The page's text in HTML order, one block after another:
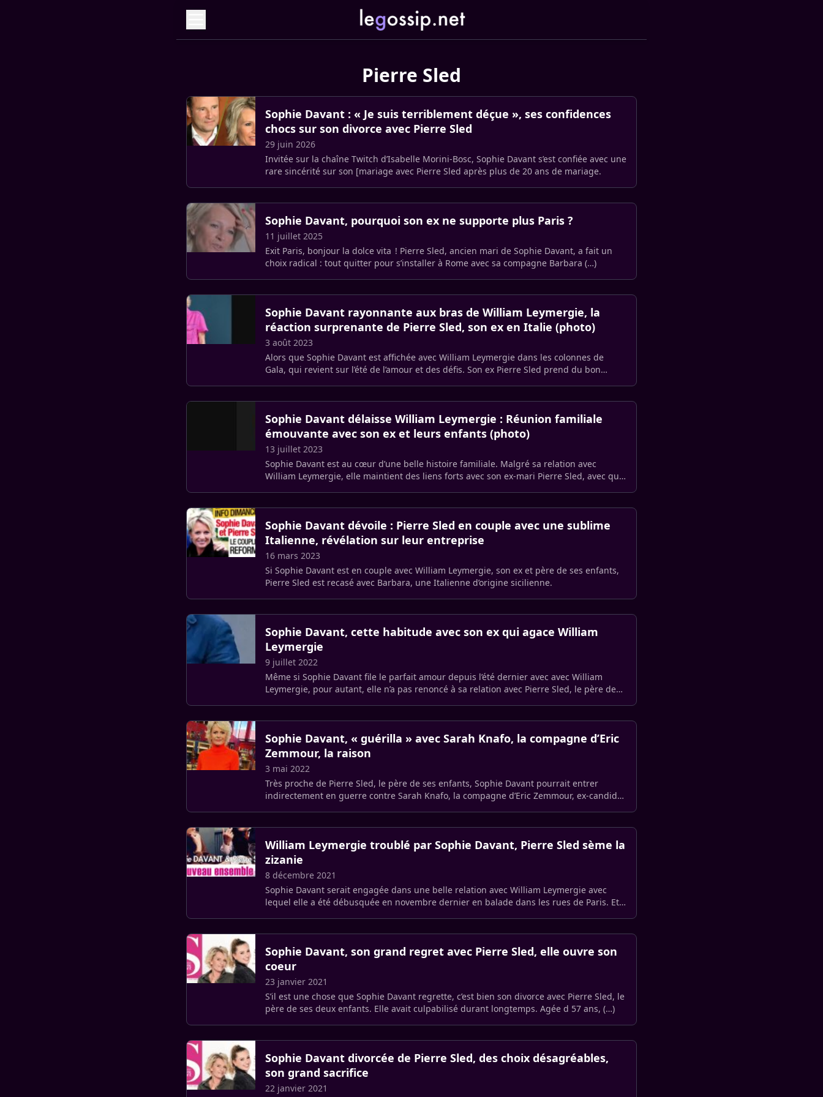
Pierre Sled
Sophie Davant : « Je suis terriblement déçue », ses confidences
chocs sur son divorce avec Pierre Sled
29 juin 2026
Invitée sur la chaîne Twitch d’Isabelle Morini-Bosc, Sophie Davant s’est confiée avec une
rare sincérité sur son [mariage avec Pierre Sled après plus de 20 ans de mariage.
Sophie Davant, pourquoi son ex ne supporte plus Paris ?
11 juillet 2025
Exit Paris, bonjour la dolce vita ! Pierre Sled, ancien mari de Sophie Davant, a fait un
choix radical : tout quitter pour s’installer à Rome avec sa compagne Barbara (…)
Sophie Davant rayonnante aux bras de William Leymergie, la
réaction surprenante de Pierre Sled, son ex en Italie (photo)
3 août 2023
Alors que Sophie Davant est affichée avec William Leymergie dans les colonnes de
Gala, qui revient sur l’été de l’amour et des défis. Son ex Pierre Sled prend du bon
Sophie Davant délaisse William Leymergie : Réunion familiale
émouvante avec son ex et leurs enfants (photo)
13 juillet 2023
Sophie Davant est au cœur d’une belle histoire familiale. Malgré sa relation avec
William Leymergie, elle maintient des liens forts avec son ex-mari Pierre Sled, avec qui
Sophie Davant dévoile : Pierre Sled en couple avec une sublime
Italienne, révélation sur leur entreprise
16 mars 2023
Si Sophie Davant est en couple avec William Leymergie, son ex et père de ses enfants,
Pierre Sled est recasé avec Barbara, une Italienne d’origine sicilienne.
Sophie Davant, cette habitude avec son ex qui agace William
Leymergie
9 juillet 2022
Même si Sophie Davant file le parfait amour depuis l’été dernier avec avec William
Leymergie, pour autant, elle n’a pas renoncé à sa relation avec Pierre Sled, le père de
Sophie Davant, « guérilla » avec Sarah Knafo, la compagne d’Eric
Zemmour, la raison
3 mai 2022
Très proche de Pierre Sled, le père de ses enfants, Sophie Davant pourrait entrer
indirectement en guerre contre Sarah Knafo, la compagne d’Eric Zemmour, ex-candidat
William Leymergie troublé par Sophie Davant, Pierre Sled sème la
zizanie
8 décembre 2021
Sophie Davant serait engagée dans une belle relation avec William Leymergie avec
lequel elle a été débusquée en novembre dernier en balade dans les rues de Paris. Et
Sophie Davant, son grand regret avec Pierre Sled, elle ouvre son
coeur
23 janvier 2021
S’il est une chose que Sophie Davant regrette, c’est bien son divorce avec Pierre Sled, le
père de ses deux enfants. Elle avait culpabilisé durant longtemps. Agée d 57 ans, (…)
Sophie Davant divorcée de Pierre Sled, des choix désagréables,
son grand sacrifice
22 janvier 2021